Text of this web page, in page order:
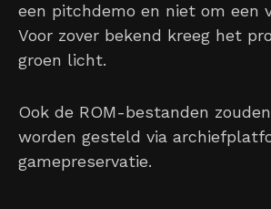
een pitchdemo en niet om een
Voor zover bekend kreeg het
groen licht.
Ook de ROM-bestanden
worden gesteld via
gamepreservatie.